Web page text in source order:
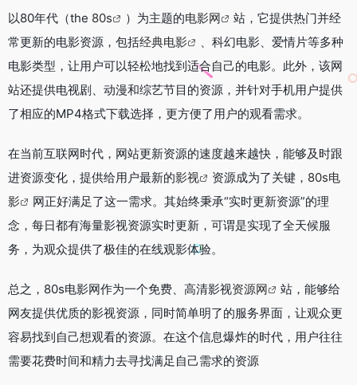
以80年代（the 80s ）为主题的电影网
站，它提供热门并经
常更新的电影资源，包括经典电影
、科幻电影、爱情片等多种
电影类型，让用户可以轻松地找到适合自己的电影。此外，该网
站还提供电视剧、动漫和综艺节目的资源，并针对手机用户提供
了相应的MP4格式下载选择，更方便了用户的观看需求。
在当前互联网时代，网站更新资源的速度越来越快，能够及时跟
进资源变化，提供给用户最新的影视 资源成为了关键， 80s电
影
网正好满足了这一需求。其始终秉承“实时更新资源”的理
念，每日都有海量影视资源实时更新，可谓是实现了全天候服
务，为观众提供了极佳的在线观影体验。
总之，80s电影网作为一个免费、高清影视资源网
站，能够给
网友提供优质的影视资源，同时简单明了的服务界面，让观众更
容易找到自己想观看的资源。在这个信息爆炸的时代，用户往往
需要花费时间和精力去寻找满足自己需求的资源